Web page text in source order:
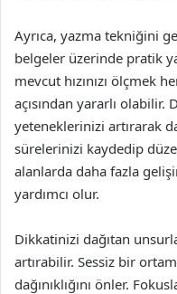
Ayrıca, yazma tekniğini
belgeler üzerinde pratik
mevcut hızınızı ölçmek
açısından yararlı
yeteneklerinizi artırarak
sürelerinizi kaydedip
alanlarda daha fazla
yardımcı olur.
Dikkatinizi dağıtan
artırabilir. Sessiz bir
dağınıklığını önler.